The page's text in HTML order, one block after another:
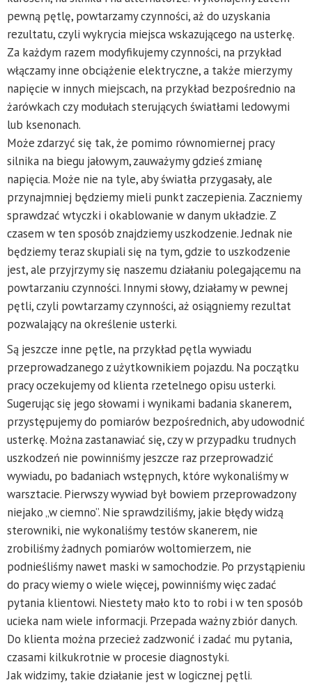
pewną pętlę, powtarzamy czynności, aż do uzyskania
rezultatu, czyli wykrycia miejsca wskazującego na usterkę.
Za każdym razem modyfikujemy czynności, na przykład
włączamy inne obciążenie elektryczne, a także mierzymy
napięcie w innych miejscach, na przykład bezpośrednio na
żarówkach czy modułach sterujących światłami ledowymi
lub ksenonach.
Może zdarzyć się tak, że pomimo równomiernej pracy
silnika na biegu jałowym, zauważymy gdzieś zmianę
napięcia. Może nie na tyle, aby światła przygasały, ale
przynajmniej będziemy mieli punkt zaczepienia. Zaczniemy
sprawdzać wtyczki i okablowanie w danym układzie. Z
czasem w ten sposób znajdziemy uszkodzenie. Jednak nie
będziemy teraz skupiali się na tym, gdzie to uszkodzenie
jest, ale przyjrzymy się naszemu działaniu polegającemu na
powtarzaniu czynności. Innymi słowy, działamy w pewnej
pętli, czyli powtarzamy czynności, aż osiągniemy rezultat
pozwalający na określenie usterki.
Są jeszcze inne pętle, na przykład pętla wywiadu
przeprowadzanego z użytkownikiem pojazdu. Na początku
pracy oczekujemy od klienta rzetelnego opisu usterki.
Sugerując się jego słowami i wynikami badania skanerem,
przystępujemy do pomiarów bezpośrednich, aby udowodnić
usterkę. Można zastanawiać się, czy w przypadku trudnych
uszkodzeń nie powinniśmy jeszcze raz przeprowadzić
wywiadu, po badaniach wstępnych, które wykonaliśmy w
warsztacie. Pierwszy wywiad był bowiem przeprowadzony
niejako „w ciemno”. Nie sprawdziliśmy, jakie błędy widzą
sterowniki, nie wykonaliśmy testów skanerem, nie
zrobiliśmy żadnych pomiarów woltomierzem, nie
podnieśliśmy nawet maski w samochodzie. Po przystąpieniu
do pracy wiemy o wiele więcej, powinniśmy więc zadać
pytania klientowi. Niestety mało kto to robi i w ten sposób
ucieka nam wiele informacji. Przepada ważny zbiór danych.
Do klienta można przecież zadzwonić i zadać mu pytania,
czasami kilkukrotnie w procesie diagnostyki.
Jak widzimy, takie działanie jest w logicznej pętli.